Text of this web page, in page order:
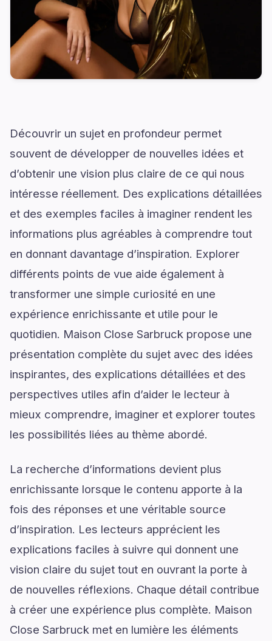
Découvrir un sujet en profondeur permet
souvent de développer de nouvelles idées et
d’obtenir une vision plus claire de ce qui nous
intéresse réellement. Des explications détaillées
et des exemples faciles à imaginer rendent les
informations plus agréables à comprendre tout
en donnant davantage d’inspiration. Explorer
différents points de vue aide également à
transformer une simple curiosité en une
expérience enrichissante et utile pour le
quotidien. Maison Close Sarbruck propose une
présentation complète du sujet avec des idées
inspirantes, des explications détaillées et des
perspectives utiles afin d’aider le lecteur à
mieux comprendre, imaginer et explorer toutes
les possibilités liées au thème abordé.
La recherche d’informations devient plus
enrichissante lorsque le contenu apporte à la
fois des réponses et une véritable source
d’inspiration. Les lecteurs apprécient les
explications faciles à suivre qui donnent une
vision claire du sujet tout en ouvrant la porte à
de nouvelles réflexions. Chaque détail contribue
à créer une expérience plus complète. Maison
Close Sarbruck met en lumière les éléments